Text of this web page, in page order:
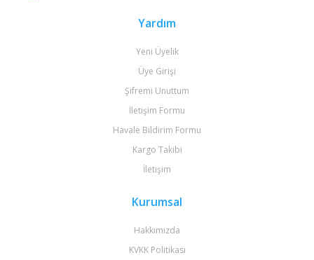
Yardım
Yeni Üyelik
Üye Girişi
Şifremi Unuttum
İletişim Formu
Havale Bildirim Formu
Kargo Takibi
İletişim
Kurumsal
Hakkımızda
KVKK Politikası